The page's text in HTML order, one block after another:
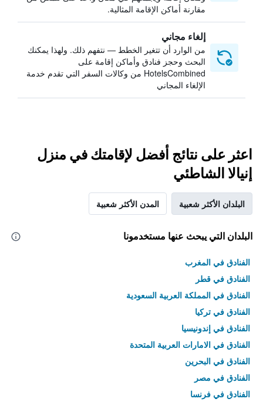
مقارنة أماكن الإقامة المثالية.
إلغاء مجاني
من الوارد أن تتغير الخطط — نتفهم ذلك. ولهذا يمكنك
البحث وحجز فنادق وأماكن إقامة على
HotelsCombined من وكالات السفر التي تقدم خدمة
الإلغاء المجاني
اعثر على نتائج أفضل لإقامتك في منزل
إنيالا الشاطئي
البلدان الأكثر شعبية المدن الأكثر شعبية
البلدان التي يبحث عنها مستخدمونا
الفنادق في المغرب
الفنادق في قطر
الفنادق في المملكة العربية السعودية
الفنادق في تركيا
الفنادق في إندونيسيا
الفنادق في الامارات العربية المتحدة
الفنادق في البحرين
الفنادق في مصر
الفنادق في فرنسا